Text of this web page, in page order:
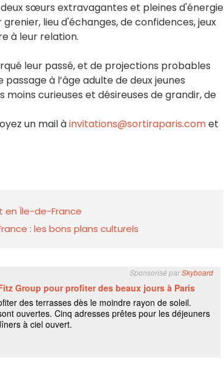
sœurs extravagantes et pleines d'énergie
lieu d'échanges, de confidences, jeux
à leur relation.
leur passé, et de projections probables
à l’âge adulte de deux jeunes
moins curieuses et désireuses de grandir, de
un mail àinvitations@sortiraparis.comet
en Île-de-France
: les bons plans culturels